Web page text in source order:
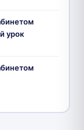
урок